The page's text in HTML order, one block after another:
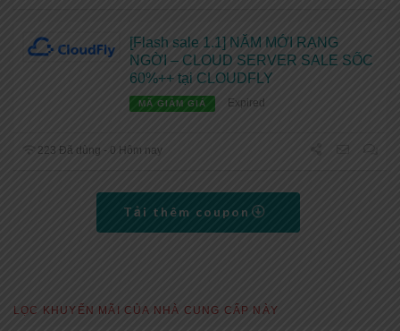
[Flash sale 1.1] NĂM MỚI RẠNG
NGỜI – CLOUD SERVER SALE SỐC
60%++ tại CLOUDFLY
MÃ GIẢM GIÁ Expired
223 Đã dùng - 0 Hôm nay
Tải thêm coupon
LỌC KHUYẾN MÃI CỦA NHÀ CUNG CẤP NÀY